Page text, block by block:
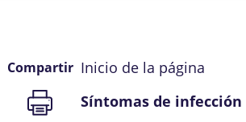
Inicio de la página
Síntomas de infección
Compartir
Imprimir
página